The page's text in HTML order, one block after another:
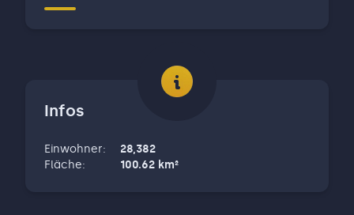
Infos
Einwohner:
28,382
Fläche: 100.62 km²